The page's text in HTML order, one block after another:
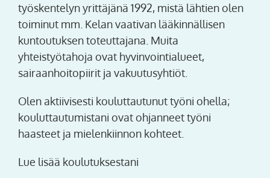
työskentelyn yrittäjänä 1992, mistä lähtien olen
toiminut mm. Kelan vaativan lääkinnällisen
kuntoutuksen toteuttajana. Muita
yhteistyötahoja ovat hyvinvointialueet,
sairaanhoitopiirit ja vakuutusyhtiöt.
Olen aktiivisesti kouluttautunut työni ohella;
kouluttautumistani ovat ohjanneet työni
haasteet ja mielenkiinnon kohteet.
Lue lisää koulutuksestani